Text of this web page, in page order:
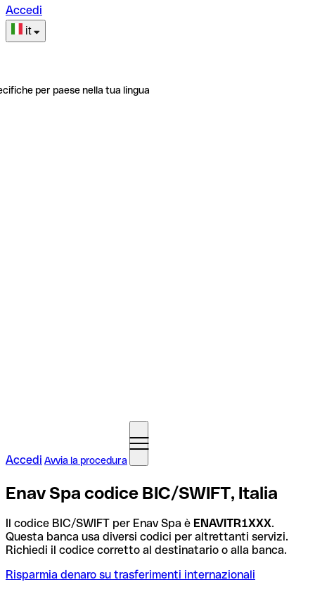
Accedi
it
per paese nella tua lingua
Accedi Avvia la procedura
Enav Spa codice BIC/SWIFT, Italia
Il codice BIC/SWIFT per Enav Spa è ENAVITR1XXX.
Questa banca usa diversi codici per altrettanti servizi.
Richiedi il codice corretto al destinatario o alla banca.
Risparmia denaro su trasferimenti internazionali